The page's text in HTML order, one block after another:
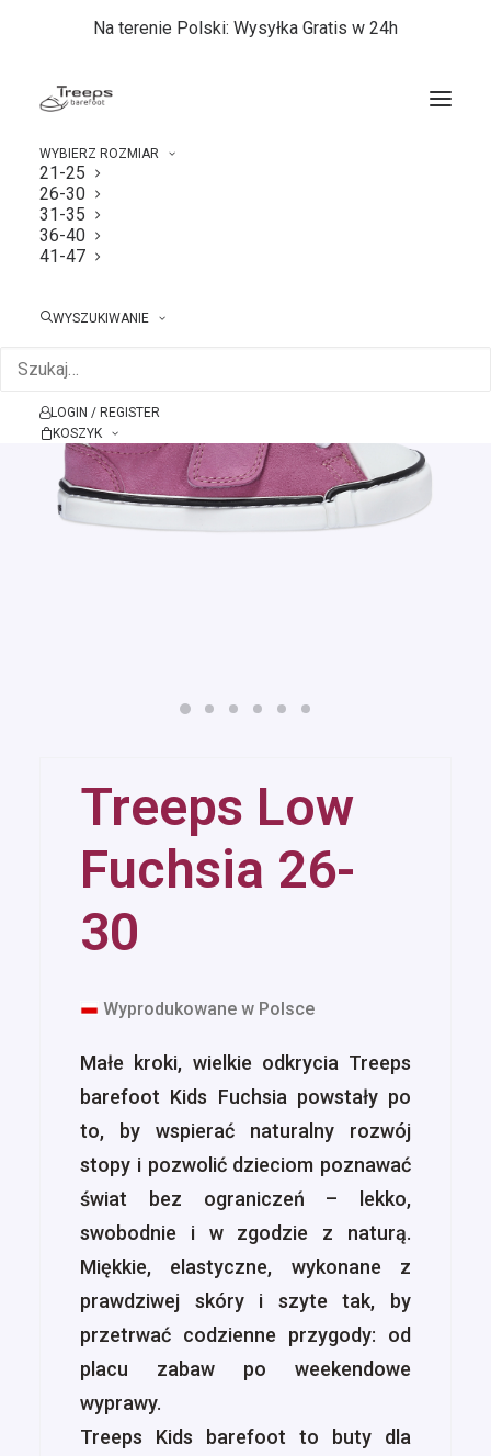
Na terenie Polski: Wysyłka Gratis w 24h
WYBIERZ ROZMIAR
21-25
26-30
31-35
36-40
41-47
WYSZUKIWANIE
LOGIN / REGISTER
KOSZYK
Strona główna
Treeps Low
Fuchsia 26-
30
Wyprodukowane w Polsce
Małe kroki, wielkie odkrycia Treeps
barefoot Kids Fuchsia powstały po
to, by wspierać naturalny rozwój
stopy i pozwolić dzieciom poznawać
świat bez ograniczeń – lekko,
swobodnie i w zgodzie z naturą.
Miękkie, elastyczne, wykonane z
prawdziwej skóry i szyte tak, by
przetrwać codzienne przygody: od
placu zabaw po weekendowe
wyprawy.
Treeps Kids barefoot to buty dla